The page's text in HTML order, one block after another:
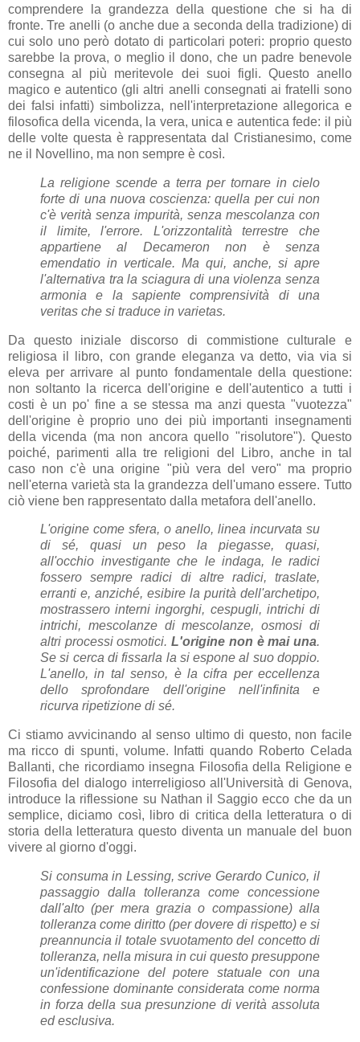
comprendere la grandezza della questione che si ha di
fronte. Tre anelli (o anche due a seconda della tradizione) di
cui solo uno però dotato di particolari poteri: proprio questo
sarebbe la prova, o meglio il dono, che un padre benevole
consegna al più meritevole dei suoi figli. Questo anello
magico e autentico (gli altri anelli consegnati ai fratelli sono
dei falsi infatti) simbolizza, nell'interpretazione allegorica e
filosofica della vicenda, la vera, unica e autentica fede: il più
delle volte questa è rappresentata dal Cristianesimo, come
ne il Novellino, ma non sempre è così.
La religione scende a terra per tornare in cielo
forte di una nuova coscienza: quella per cui non
c'è verità senza impurità, senza mescolanza con
il limite, l'errore. L'orizzontalità terrestre che
appartiene al Decameron non è senza
emendatio in verticale. Ma qui, anche, si apre
l'alternativa tra la sciagura di una violenza senza
armonia e la sapiente comprensività di una
veritas che si traduce in varietas.
Da questo iniziale discorso di commistione culturale e
religiosa il libro, con grande eleganza va detto, via via si
eleva per arrivare al punto fondamentale della questione:
non soltanto la ricerca dell'origine e dell'autentico a tutti i
costi è un po' fine a se stessa ma anzi questa "vuotezza"
dell'origine è proprio uno dei più importanti insegnamenti
della vicenda (ma non ancora quello "risolutore"). Questo
poiché, parimenti alla tre religioni del Libro, anche in tal
caso non c'è una origine "più vera del vero" ma proprio
nell'eterna varietà sta la grandezza dell'umano essere. Tutto
ciò viene ben rappresentato dalla metafora dell'anello.
L'origine come sfera, o anello, linea incurvata su
di sé, quasi un peso la piegasse, quasi,
all'occhio investigante che le indaga, le radici
fossero sempre radici di altre radici, traslate,
erranti e, anziché, esibire la purità dell'archetipo,
mostrassero interni ingorghi, cespugli, intrichi di
intrichi, mescolanze di mescolanze, osmosi di
altri processi osmotici.L'origine non è mai una.
Se si cerca di fissarla la si espone al suo doppio.
L'anello, in tal senso, è la cifra per eccellenza
dello sprofondare dell'origine nell'infinita e
ricurva ripetizione di sé.
Ci stiamo avvicinando al senso ultimo di questo, non facile
ma ricco di spunti, volume. Infatti quando Roberto Celada
Ballanti, che ricordiamo insegna Filosofia della Religione e
Filosofia del dialogo interreligioso all'Università di Genova,
introduce la riflessione su Nathan il Saggio ecco che da un
semplice, diciamo così, libro di critica della letteratura o di
storia della letteratura questo diventa un manuale del buon
vivere al giorno d'oggi.
Si consuma in Lessing, scrive Gerardo Cunico, il
passaggio dalla tolleranza come concessione
dall'alto (per mera grazia o compassione) alla
tolleranza come diritto (per dovere di rispetto) e si
preannuncia il totale svuotamento del concetto di
tolleranza, nella misura in cui questo presuppone
un'identificazione del potere statuale con una
confessione dominante considerata come norma
in forza della sua presunzione di verità assoluta
ed esclusiva.